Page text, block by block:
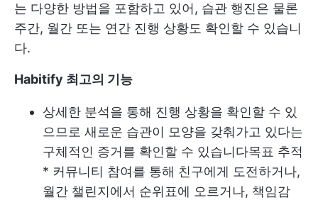
는 다양한 방법을 포함하고 있어, 습관 행진은 물론
주간, 월간 또는 연간 진행 상황도 확인할 수 있습니
다.
Habitify 최고의 기능
상세한 분석을 통해 진행 상황을 확인할 수 있
으므로 새로운 습관이 모양을 갖춰가고 있다는
구체적인 증거를 확인할 수 있습니다목표 추적
* 커뮤니티 참여를 통해 친구에게 도전하거나,
월간 챌린지에서 순위표에 오르거나, 책임감